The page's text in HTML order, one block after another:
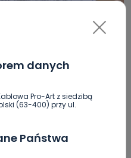
danych
Pro-Art z siedzibą
(63-400) przy ul.
Państwa
pisana.
miasta i gminy